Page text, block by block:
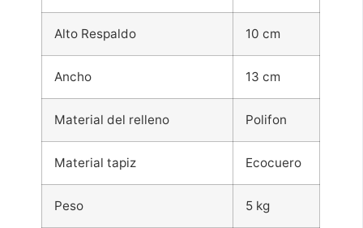
Alto Respaldo 10 cm
Ancho 13 cm
Material del relleno Polifon
Material tapiz Ecocuero
Peso 5 kg